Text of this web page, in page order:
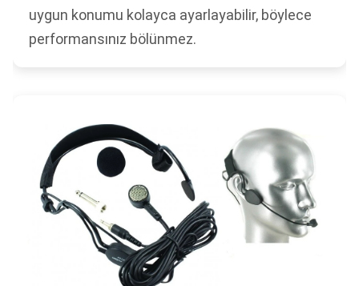
uygun konumu kolayca ayarlayabilir, böylece
performansınız bölünmez.